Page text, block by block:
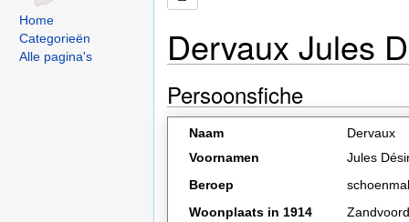
Home
Categorieën
Alle pagina's
Dervaux Jules
Persoonsfiche
Naam
Dervaux
Voornamen
Jules
Beroep
Woonplaats in 1914